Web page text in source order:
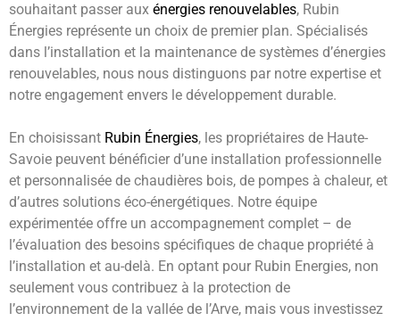
souhaitant passer aux énergies renouvelables, Rubin
Énergies représente un choix de premier plan. Spécialisés
dans l’installation et la maintenance de systèmes d’énergies
renouvelables, nous nous distinguons par notre expertise et
notre engagement envers le développement durable.
En choisissant Rubin Énergies, les propriétaires de Haute-
Savoie peuvent bénéficier d’une installation professionnelle
et personnalisée de chaudières bois, de pompes à chaleur, et
d’autres solutions éco-énergétiques. Notre équipe
expérimentée offre un accompagnement complet – de
l’évaluation des besoins spécifiques de chaque propriété à
l’installation et au-delà. En optant pour Rubin Energies, non
seulement vous contribuez à la protection de
l’environnement de la vallée de l’Arve, mais vous investissez